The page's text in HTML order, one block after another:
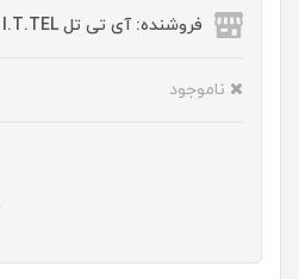
فروشنده: آی تی تل I.T.TEL
ناموجود